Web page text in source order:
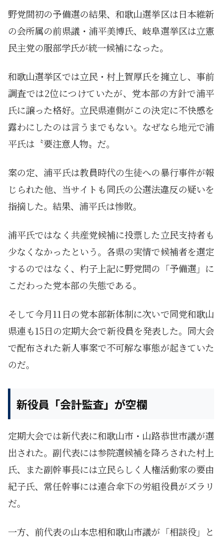
野党間初の予備選の結果、和歌山選挙区は日本維新
の会所属の前県議・浦平美博氏、岐阜選挙区は立憲
民主党の服部学氏が統一候補になった。
和歌山選挙区では立民・村上賀厚氏を擁立し、事前
調査では2位につけていたが、党本部の方針で浦平
氏に譲った格好。立民県連側がこの決定に不快感を
露わにしたのは言うまでもない。なぜなら地元で浦
平氏は〝要注意人物〟だ。
案の定、浦平氏は教員時代の生徒への暴行事件が報
じられた他、当サイトも同氏の公選法違反の疑いを
指摘した。結果、浦平氏は惨敗。
浦平氏ではなく共産党候補に投票した立民支持者も
少なくなかったという。各県の実情で候補者を選定
するのではなく、杓子上記に野党間の「予備選」に
こだわった党本部の失態である。
そして今月11日の党本部新体制に次いで同党和歌山
県連も15日の定期大会で新役員を発表した。同大会
で配布された新人事案で不可解な事態が起きていた
のだ。
新役員「会計監査」が空欄
定期大会では新代表に和歌山市・山路恭世市議が選
出された。副代表には参院選候補を降ろされた村上
氏、また副幹事長には立民らしく人権活動家の要由
紀子氏、常任幹事には連合傘下の労組役員がズラリ
だ。
一方、前代表の山本忠相和歌山市議が「相談役」と